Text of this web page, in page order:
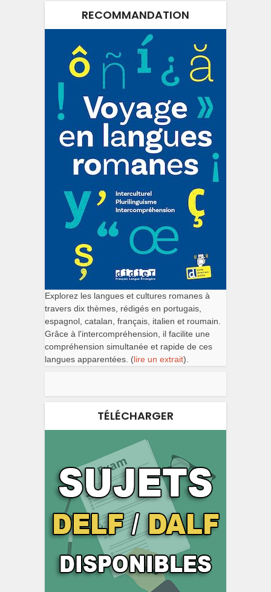
RECOMMANDATION
Explorez les langues et cultures romanes à
travers dix thèmes, rédigés en portugais,
espagnol, catalan, français, italien et roumain.
Grâce à l'intercompréhension, il facilite une
compréhension simultanée et rapide de ces
langues apparentées. (lire un extrait).
TÉLÉCHARGER